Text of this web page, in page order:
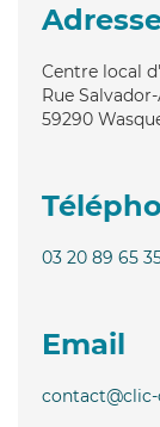
Centre local
Rue
59290
03 20 89 65
Email